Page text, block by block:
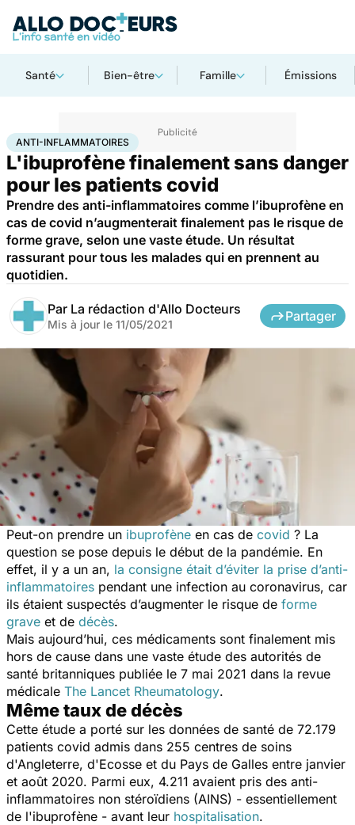
Santé Bien-être Famille Émissions
AccueilSantéAnti-inflammatoires
ANTI-INFLAMMATOIRES
L'ibuprofène finalement sans danger
pour les patients covid
Prendre des anti-inflammatoires comme l’ibuprofène en
cas de covid n’augmenterait finalement pas le risque de
forme grave, selon une vaste étude. Un résultat
rassurant pour tous les malades qui en prennent au
quotidien.
Par La rédaction d'Allo Docteurs
Mis à jour le 11/05/2021
Partager
Peut-on prendre un ibuprofène en cas de covid ? La
question se pose depuis le début de la pandémie. En
effet, il y a un an, la consigne était d’éviter la prise d’anti-
inflammatoires pendant une infection au coronavirus, car
ils étaient suspectés d’augmenter le risque de forme
grave et de décès.
Mais aujourd’hui, ces médicaments sont finalement mis
hors de cause dans une vaste étude des autorités de
santé britanniques publiée le 7 mai 2021 dans la revue
médicale The Lancet Rheumatology.
Même taux de décès
Cette étude a porté sur les données de santé de 72.179
patients covid admis dans 255 centres de soins
d'Angleterre, d'Ecosse et du Pays de Galles entre janvier
et août 2020. Parmi eux, 4.211 avaient pris des anti-
inflammatoires non stéroïdiens (AINS) - essentiellement
de l'ibuprofène - avant leur hospitalisation.